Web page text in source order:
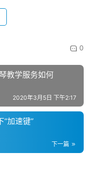
0
教学服务如何
2020年3月5日 下午2:17
加速键”
下一篇